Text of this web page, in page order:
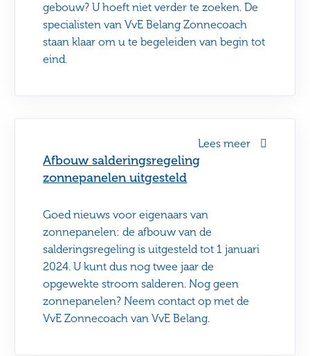
Afbouw salderingsregeling
zonnepanelen uitgesteld
Goed nieuws voor eigenaars van
zonnepanelen: de afbouw van de
salderingsregeling is uitgesteld tot 1 januari
2024. U kunt dus nog twee jaar de
opgewekte stroom salderen. Nog geen
zonnepanelen? Neem contact op met de
VvE Zonnecoach van VvE Belang.
Lees meer
gebouw? U hoeft niet verder te zoeken. De
specialisten van VvE Belang Zonnecoach
staan klaar om u te begeleiden van begin tot
eind.